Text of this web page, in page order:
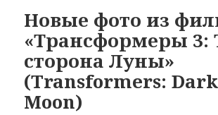
Новые фото из
«Трансформеры 3:
сторона Луны»
(Transformers:
Moon)